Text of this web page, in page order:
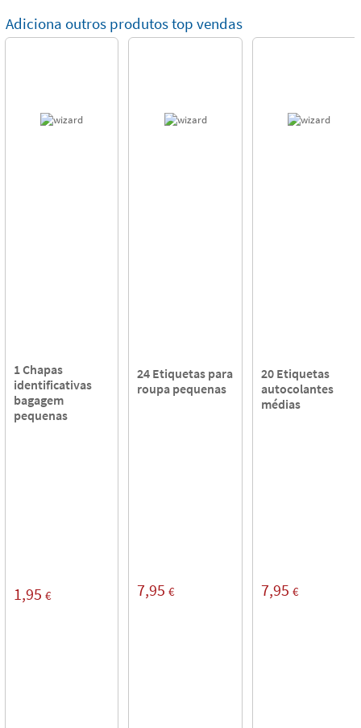
Adiciona outros produtos top vendas
1 Chapas
identificativas
bagagem
pequenas
1,95 €
24 Etiquetas para
roupa pequenas
7,95 €
20 Etiquetas
autocolantes
médias
7,95 €